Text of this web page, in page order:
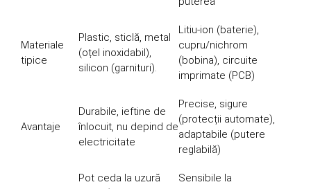
Materiale
tipice
Plastic, sticlă, metal
(oțel inoxidabil),
silicon (garnituri).
Litiu-ion (baterie),
cupru/nichrom
(bobina), circuite
imprimate (PCB)
Avantaje
Durabile, ieftine de
înlocuit, nu depind de
electricitate
Precise, sigure
(protecții automate),
adaptabile (putere
reglabilă)
Pot ceda la uzură
Sensibile la